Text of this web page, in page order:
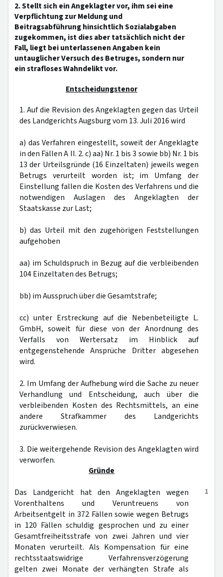
2. Stellt sich ein Angeklagter vor, ihm sei eine
Verpflichtung zur Meldung und
Beitragsabführung hinsichtlich Sozialabgaben
zugekommen, ist dies aber tatsächlich nicht der
Fall, liegt bei unterlassenen Angaben kein
untauglicher Versuch des Betruges, sondern nur
ein strafloses Wahndelikt vor.
Entscheidungstenor
1. Auf die Revision des Angeklagten gegen das Urteil
des Landgerichts Augsburg vom 13. Juli 2016 wird
a) das Verfahren eingestellt, soweit der Angeklagte
in den Fällen A II. 2. c) aa) Nr. 1 bis 3 sowie bb) Nr. 1 bis
13 der Urteilsgründe (16 Einzeltaten) jeweils wegen
Betrugs verurteilt worden ist; im Umfang der
Einstellung fallen die Kosten des Verfahrens und die
notwendigen Auslagen des Angeklagten der
Staatskasse zur Last;
b) das Urteil mit den zugehörigen Feststellungen
aufgehoben
aa) im Schuldspruch in Bezug auf die verbleibenden
104 Einzeltaten des Betrugs;
bb) im Ausspruch über die Gesamtstrafe;
cc) unter Erstreckung auf die Nebenbeteiligte L.
GmbH, soweit für diese von der Anordnung des
Verfalls von Wertersatz im Hinblick auf
entgegenstehende Ansprüche Dritter abgesehen
wird.
2. Im Umfang der Aufhebung wird die Sache zu neuer
Verhandlung und Entscheidung, auch über die
verbleibenden Kosten des Rechtsmittels, an eine
andere Strafkammer des Landgerichts
zurückverwiesen.
3. Die weitergehende Revision des Angeklagten wird
verworfen.
Gründe
1
Das Landgericht hat den Angeklagten wegen
Vorenthaltens und Veruntreuens von
Arbeitsentgelt in 372 Fällen sowie wegen Betrugs
in 120 Fällen schuldig gesprochen und zu einer
Gesamtfreiheitsstrafe von zwei Jahren und vier
Monaten verurteilt. Als Kompensation für eine
rechtsstaatswidrige Verfahrensverzögerung
gelten zwei Monate der verhängten Strafe als